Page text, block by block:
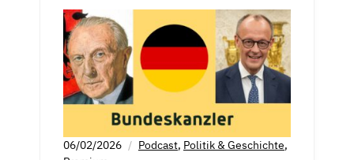
06/02/2026 Podcast, Politik & Geschichte,